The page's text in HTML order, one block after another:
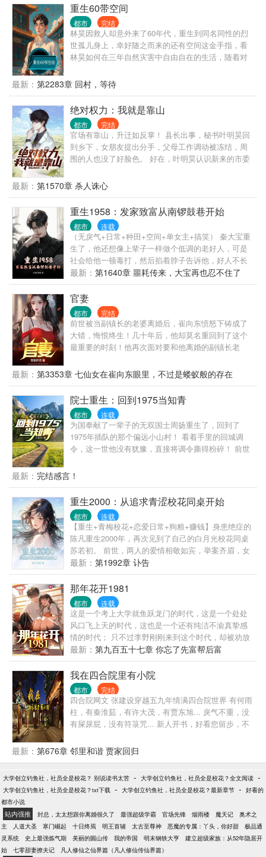
女。 第五，重生者最大的优势，就是能够预知未来，
每一次选择都是正确的。不但自己选择正确，还能帮
助领导选择正确。 一路正确，官无止境！
重生60带空间
都市 完结
林昊因救人却意外来了60年代，重生到同名同性的烈
世孤儿身上，幸好随之而来的还有空间这金手指，看
林昊如何在三年自然灾害中自由自在的生活，随着对
打猎，自由享受生活。
最新： 第2283章 回村，等待
绝对权力：我就是靠山
都市 完结
官场有靠山，升迁如反掌！ 县长出事，秘书叶明昊回
到乡下，女朋友提出分手，父母工作调动被冻结，周
围的人也没了好脸色。 好在，叶明昊认识新来的市委
往上爬，终于成为别人眼中的靠山。 山高人为峰，且
看小人物弄潮新时代！
最新： 第1570章 杀人诛心
重生1958：发家致富从南锣鼓巷开始
都市 连载
（无戾气+日常+种田+空间+单女主+搞笑） 秦大宝重
生了，他还想像上辈子一样做个低调的老好人，可是
社会给他一顿毒打，然后掐着脖子告诉他，好人不长
寿， 祸害一千年，于是，他只能成了一个＂祸害
＂，作为重生大军中的一员，首先要做的就是发家致
富！
最新： 第1640章 噩耗传来，大宝再也忍不住了
官妻
都市 完结
前世被当副镇长的老婆离婚后，崔向东愤怒下铸成了
大错，悔恨终生！几十年后，他却莫名重回到了这个
最重要的时刻！他再次面对要和他离婚的副镇长老
最新： 第3353章 七仙女在崔向东眼里，不过是蝼蚁般的存在
院士重生：回到1975当知青
都市 连载
为国奉献了一辈子的无双国士周扬重生了，回到了
1975年插队的那个偏远小山村！ 看着手里的回城调
令，这一世他没有犹豫，直接将调令撕得粉碎！ 前世
幼薇母女蒙难惨死。 重活一世，周扬只想老婆孩子热
的时代！
最新： 完结感言！
重生2000：从追求青涩校花同桌开始
都市 连载
【重生+青梅校花+恋爱日常+狗粮+赚钱】身患绝症的
陈凡重生2000年，再次见到了自己的白月光校花同桌
苏若初。 前世，两人的爱情相敬如宾，举案齐眉，女
友却因为一场车祸意外身亡。陈凡抱憾终身。 这一
世，陈凡发誓绝不放手，要创造一个崭新的商业帝
国，给她最完美的爱情跟未来。 “苏若初，这辈子我要
牵着你的手，看尽星河灿烂，人间繁华！”
最新： 第1992章 讣告
那年花开1981
都市 连载
这是一个考上大学就鱼跃龙门的时代，这是一个处处
风口飞上天的时代，这也是一个还有纯洁不渝真挚感
情的时代； 只不过李野刚刚来到这个时代，却被劝放
弃高考进厂打螺丝； “反正你也考不上，就死了这条心
吧！” “我堂堂二本冲刺型选手会考不上？那岂不是辜
负了那么多年体育老师的教导？”
最新： 第九百五十七章 你忘了先富帮后富
我在四合院里有小院
都市 完结
四合院网文 张建设穿越五九年情满四合院世界 有何雨
柱，有秦淮茹，有许大茂，有贾东旭... 戾气不重，没
有屎尿屁，没有符箓咒... 新人开书，好看您留步，不
最新： 第676章 邻里和谐 贾家回归
大学创立钓鱼社，社员全是校花？ 别说读书太苦 - 大学创立钓鱼社，社员全是校花？全文阅读 -
大学创立钓鱼社，社员全是校花？txt下载 - 大学创立钓鱼社，社员全是校花？最新章节 - 好看的
都市小说
站内强推 封总，太太想跟你离婚很久了 最强超级学霸 官场先锋 烟雨楼 魔天记
奥术之
主
人道大圣 寒门崛起 十日终焉 明王首辅 太古至尊神 恶魔的专属：丫头，你好甜
极品通
灵系统
史上最强炼气期 美丽的圌山传 我的帝国 明末钢铁大亨
建立超级家族：从52年隐居开
始
七零甜妻撩夫记 凡人修仙之仙界篇（凡人修仙传仙界篇）